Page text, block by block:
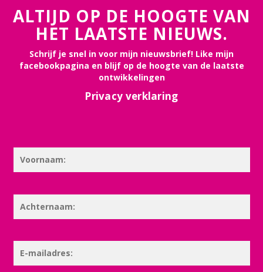
ALTIJD OP DE HOOGTE VAN
HET LAATSTE NIEUWS.
Schrijf je snel in voor mijn nieuwsbrief! Like mijn
facebookpagina en blijf op de hoogte van de laatste
ontwikkelingen
Privacy verklaring